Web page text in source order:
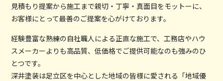
見積もり提案から施工まで親切・丁寧・真面目をモットーに、
お客様にとって最善のご提案を心がけております。
経験豊富な熟練の自社職人による正直な施工で、工務店やハウ
スメーカーよりも高品質、低価格でご提供可能なのも強みのひ
とつです。
深井塗装は足立区を中心とした地域の皆様に愛される「地域優